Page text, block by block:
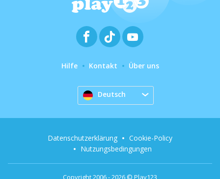
Hilfe Kontakt Über uns
Deutsch
Copyright 2006 - 2026 © Play123
Datenschutzerklärung
Cookie-Policy
Nutzungsbedingungen